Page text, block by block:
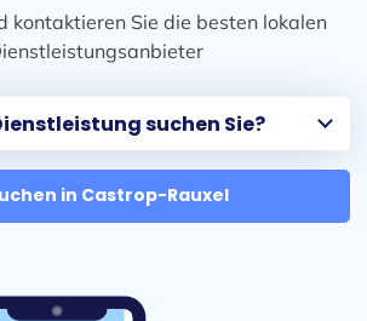
kontaktieren Sie die besten lokalen
in Castrop-Rauxel